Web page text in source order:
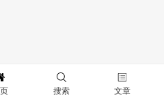
搜索 文章